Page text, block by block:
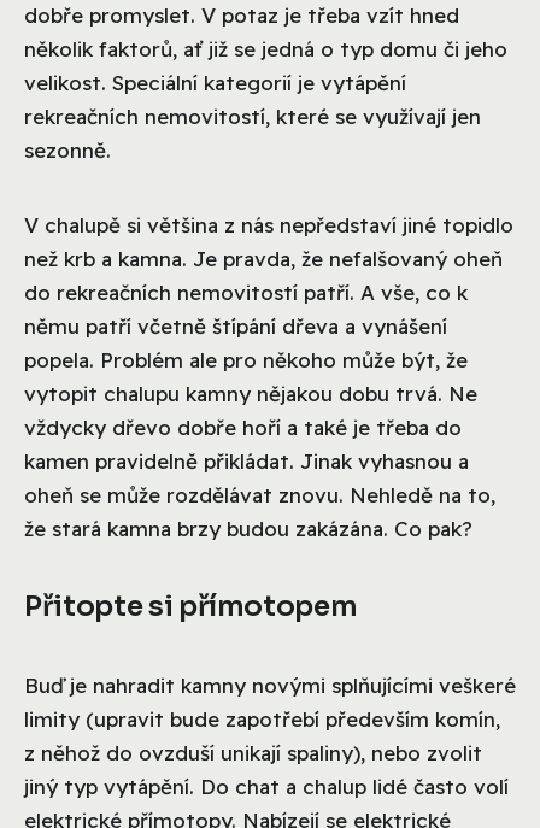
dobře promyslet. V potaz je třeba vzít hned
několik faktorů, ať již se jedná o typ domu či jeho
velikost. Speciální kategorií je vytápění
rekreačních nemovitostí, které se využívají jen
sezonně.
V chalupě si většina z nás nepředstaví jiné topidlo
než krb a kamna. Je pravda, že nefalšovaný oheň
do rekreačních nemovitostí patří. A vše, co k
němu patří včetně štípání dřeva a vynášení
popela. Problém ale pro někoho může být, že
vytopit chalupu kamny nějakou dobu trvá. Ne
vždycky dřevo dobře hoří a také je třeba do
kamen pravidelně přikládat. Jinak vyhasnou a
oheň se může rozdělávat znovu. Nehledě na to,
že stará kamna brzy budou zakázána. Co pak?
Přitopte si přímotopem
Buď je nahradit kamny novými splňujícími veškeré
limity (upravit bude zapotřebí především komín,
z něhož do ovzduší unikají spaliny), nebo zvolit
jiný typ vytápění. Do chat a chalup lidé často volí
elektrické přímotopy. Nabízejí se elektrické